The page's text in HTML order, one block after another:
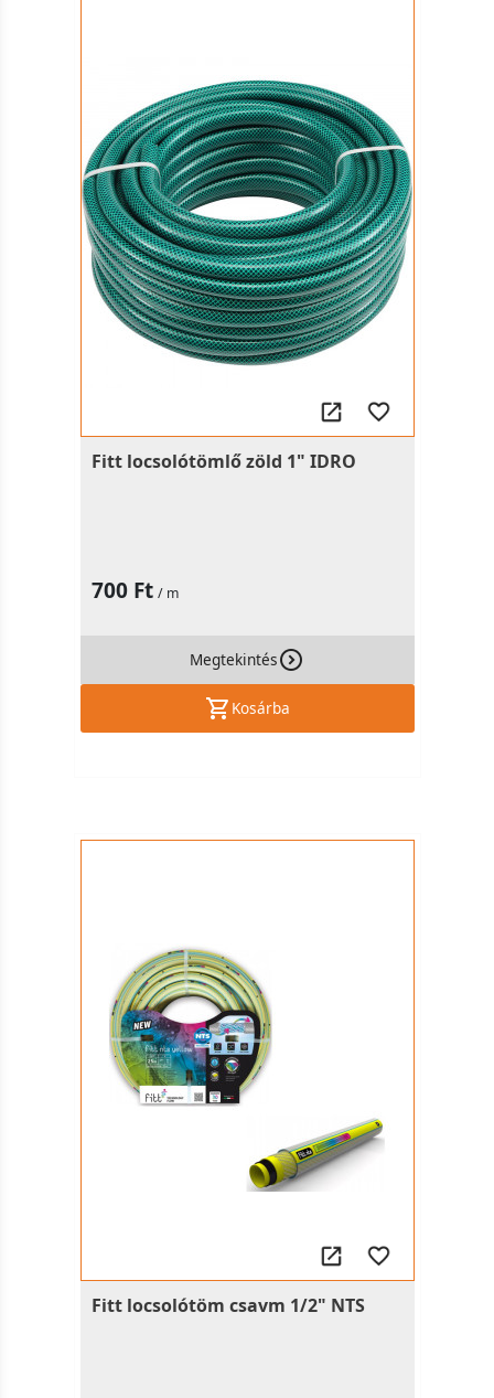
Fitt locsolótömlő zöld 1" IDRO
700 Ft / m
Megtekintés
Kosárba
Fitt locsolótöm csavm 1/2" NTS